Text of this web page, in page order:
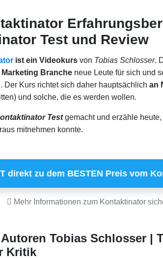
Test und Review
ist ein Videokurs von Tobias Schlosser.
Marketing Branche neue Leute für sich und
Der Kurs richtet sich daher hauptsächlich an
und solche, die es werden wollen.
Testgemacht und erzähle
mitnehmen konnte.
direkt zu dem BESTEN Preis vom
Mehr Informationen zum Kontaktinator
Tobias Schlosser |
Kritik